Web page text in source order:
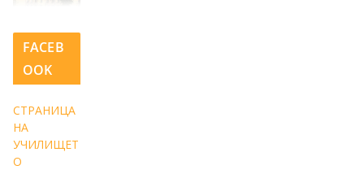
FACEB
OOK
СТРАНИЦА
НА
УЧИЛИЩЕТ
О